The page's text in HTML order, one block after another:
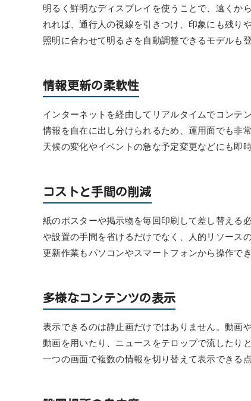
明るく鮮明なディスプレイを使うことで、遠くか
れれば、通行人の視線を引きつけ、印象にも残り
照明に合わせて明るさを自動調整できるモデルも
情報更新の柔軟性
インターネットを経由してリアルタイムでコンテ
情報を自在に出し分けられるため、運用面でも非常
天候の変化やイベントの急な予定変更などにも即
コストと手間の削減
紙のポスターや掲示物を毎回印刷して差し替える
や設置の手間を省けるだけでなく、人的リソース
更新作業もパソコンやスマートフォンから操作で
多様なコンテンツの表示
表示できるのは静止画だけではありません。動画
動画を用いたり、ニュースをテロップで流したり
一つの画面で複数の情報を切り替えて表示できる